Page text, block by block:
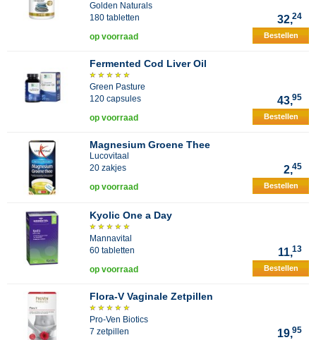
Golden Naturals
180 tabletten
32,24
op voorraad Bestellen
Fermented Cod Liver Oil
Green Pasture
120 capsules
43,95
op voorraad Bestellen
Magnesium Groene Thee
Lucovitaal
20 zakjes
2,45
op voorraad Bestellen
Kyolic One a Day
Mannavital
60 tabletten
11,13
op voorraad Bestellen
Flora-V Vaginale Zetpillen
Pro-Ven Biotics
7 zetpillen
19,95